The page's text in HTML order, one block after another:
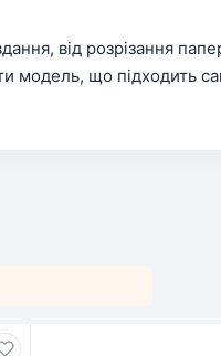
від розрізання
модель, що